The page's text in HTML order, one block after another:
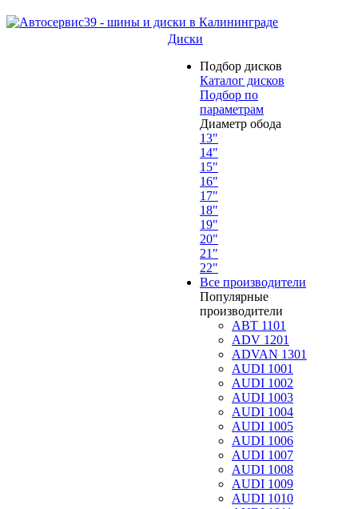
Диски
Подбор дисков
Каталог дисков
Подбор по
параметрам
Диаметр обода
13"
14"
15"
16"
17"
18"
19"
20"
21"
22"
Все производители
Популярные
производители
ABT 1101
ADV 1201
ADVAN 1301
AUDI 1001
AUDI 1002
AUDI 1003
AUDI 1004
AUDI 1005
AUDI 1006
AUDI 1007
AUDI 1008
AUDI 1009
AUDI 1010